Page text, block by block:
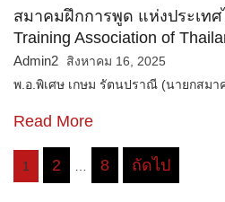
สมาคมฝึกการพูด แห่งประเทศ
Training Association of
Admin2
สิงหาคม 16, 2025
พ.อ.พิเศษ เกษม รัตนปราณี (นายกสมา
Read More
Posts
1 2 8 ถัดไป